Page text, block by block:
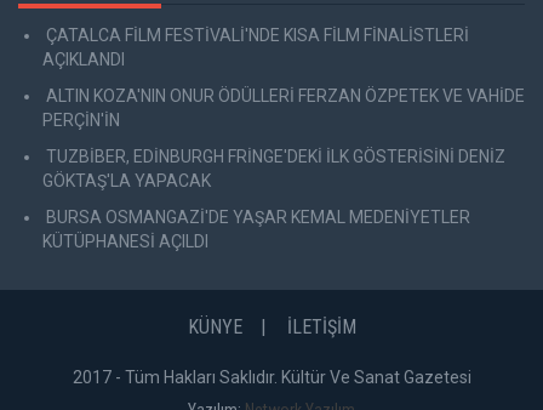
ÇATALCA FİLM FESTİVALİ'NDE KISA FİLM FİNALİSTLERİ
AÇIKLANDI
ALTIN KOZA'NIN ONUR ÖDÜLLERİ FERZAN ÖZPETEK VE VAHİDE
PERÇİN'İN
TUZBİBER, EDİNBURGH FRİNGE'DEKİ İLK GÖSTERİSİNİ DENİZ
GÖKTAŞ'LA YAPACAK
BURSA OSMANGAZİ'DE YAŞAR KEMAL MEDENİYETLER
KÜTÜPHANESİ AÇILDI
KÜNYE İLETİŞİM
2017 - Tüm Hakları Saklıdır. Kültür Ve Sanat Gazetesi